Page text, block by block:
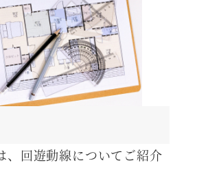
、回遊動線についてご紹介